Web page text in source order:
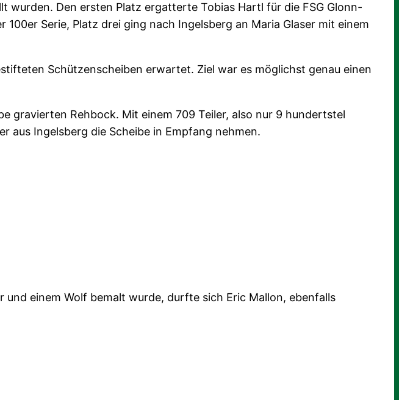
wurden. Den ersten Platz ergatterte Tobias Hartl für die FSG Glonn-
Serie, Platz drei ging nach Ingelsberg an Maria Glaser mit einem
Schützenscheiben erwartet. Ziel war es möglichst genau einen
gravierten Rehbock. Mit einem 709 Teiler, also nur 9 hundertstel
aus Ingelsberg die Scheibe in Empfang nehmen.
einem Wolf bemalt wurde, durfte sich Eric Mallon, ebenfalls